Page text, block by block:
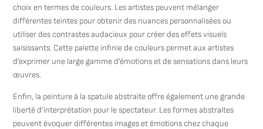
choix en termes de couleurs. Les artistes peuvent mélanger
différentes teintes pour obtenir des nuances personnalisées ou
utiliser des contrastes audacieux pour créer des effets visuels
saisissants. Cette palette infinie de couleurs permet aux artistes
d’exprimer une large gamme d’émotions et de sensations dans leurs
œuvres.
Enfin, la peinture à la spatule abstraite offre également une grande
liberté d’interprétation pour le spectateur. Les formes abstraites
peuvent évoquer différentes images et émotions chez chaque